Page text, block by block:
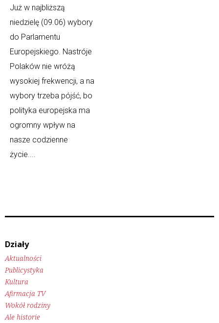
Już w najbliższą
niedzielę (09.06) wybory
do Parlamentu
Europejskiego. Nastróje
Polaków nie wróżą
wysokiej frekwencji, a na
wybory trzeba pójść, bo
polityka europejska ma
ogromny wpływ na
nasze codzienne
życie....
Działy
Aktualności
Publicystyka
Kultura
Afirmacja TV
Wokół rodziny
Ale historie